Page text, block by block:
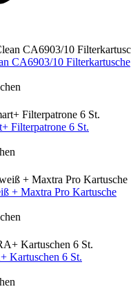
CA6903/10 Filterkartusche
Filterpatrone 6 St.
+ Maxtra Pro Kartusche
Kartuschen 6 St.